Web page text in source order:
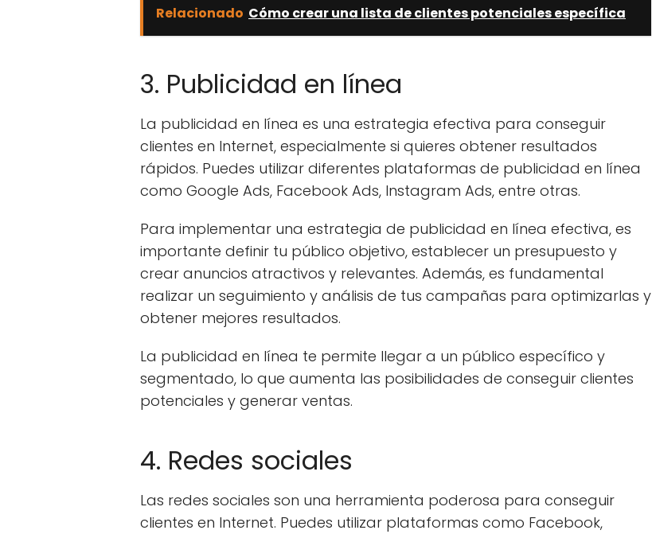
Relacionado Cómo crear una lista de clientes potenciales específica
3. Publicidad en línea
La publicidad en línea es una estrategia efectiva para conseguir
clientes en Internet, especialmente si quieres obtener resultados
rápidos. Puedes utilizar diferentes plataformas de publicidad en línea
como Google Ads, Facebook Ads, Instagram Ads, entre otras.
Para implementar una estrategia de publicidad en línea efectiva, es
importante definir tu público objetivo, establecer un presupuesto y
crear anuncios atractivos y relevantes. Además, es fundamental
realizar un seguimiento y análisis de tus campañas para optimizarlas y
obtener mejores resultados.
La publicidad en línea te permite llegar a un público específico y
segmentado, lo que aumenta las posibilidades de conseguir clientes
potenciales y generar ventas.
4. Redes sociales
Las redes sociales son una herramienta poderosa para conseguir
clientes en Internet. Puedes utilizar plataformas como Facebook,